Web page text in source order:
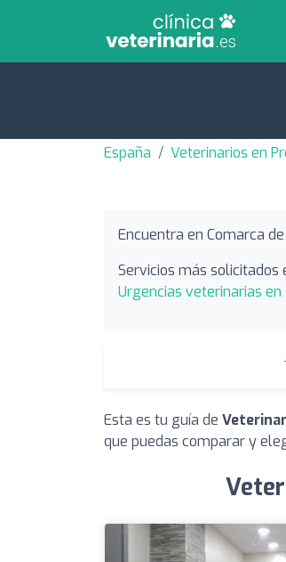
España Veterinarios en
Encuentra en Comarca
Servicios más solicitados
Urgencias veterinarias
Esta es tu guía de
que puedas comparar y